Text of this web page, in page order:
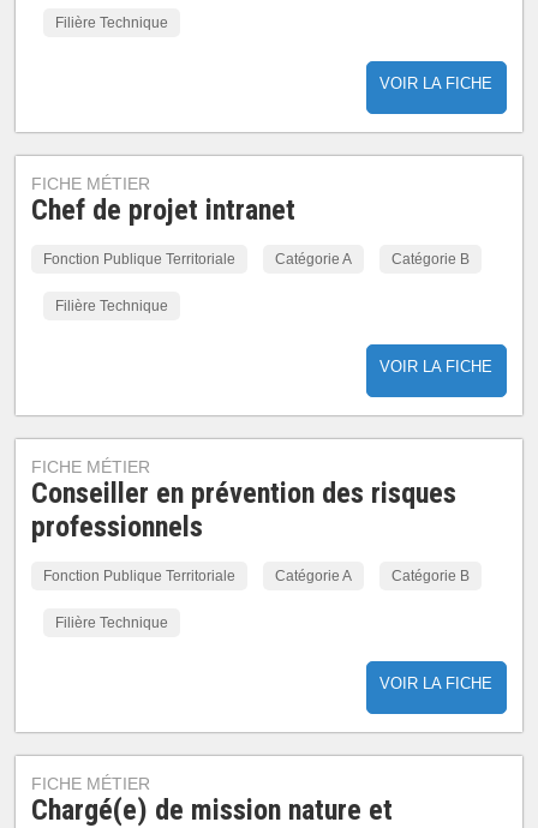
Filière Technique
VOIR LA FICHE
FICHE MÉTIER
Chef de projet intranet
Fonction Publique Territoriale Catégorie A Catégorie B
Filière Technique
VOIR LA FICHE
FICHE MÉTIER
Conseiller en prévention des risques
professionnels
Fonction Publique Territoriale Catégorie A Catégorie B
Filière Technique
VOIR LA FICHE
FICHE MÉTIER
Chargé(e) de mission nature et